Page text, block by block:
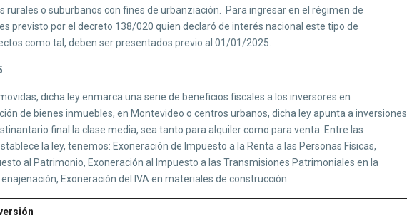
rurales o suburbanos con fines de urbanziación. Para ingresar en el régimen de
previsto por el decreto 138/020 quien declaró de interés nacional este tipo de
como tal, deben ser presentados previo al 01/01/2025.
dicha ley enmarca una serie de beneficios fiscales a los inversores en
de bienes inmuebles, en Montevideo o centros urbanos, dicha ley apunta a inversiones
final la clase media, sea tanto para alquiler como para venta. Entre las
la ley, tenemos: Exoneración de Impuesto a la Renta a las Personas Físicas,
al Patrimonio, Exoneración al Impuesto a las Transmisiones Patrimoniales en la
Exoneración del IVA en materiales de construcción.